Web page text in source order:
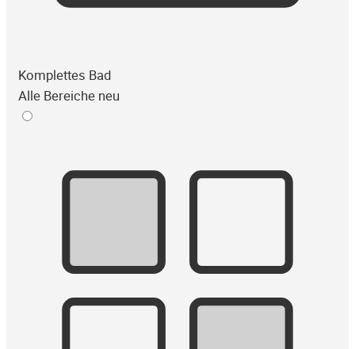
Komplettes Bad
Alle Bereiche neu